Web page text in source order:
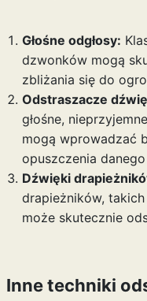
Głośne odgłosy:
dzwonków mogą
zbliżania się do
Odstraszacze
głośne,
mogą wprowadzać
opuszczenia
Dźwięki
drapieżników,
może skutecznie
Inne techniki